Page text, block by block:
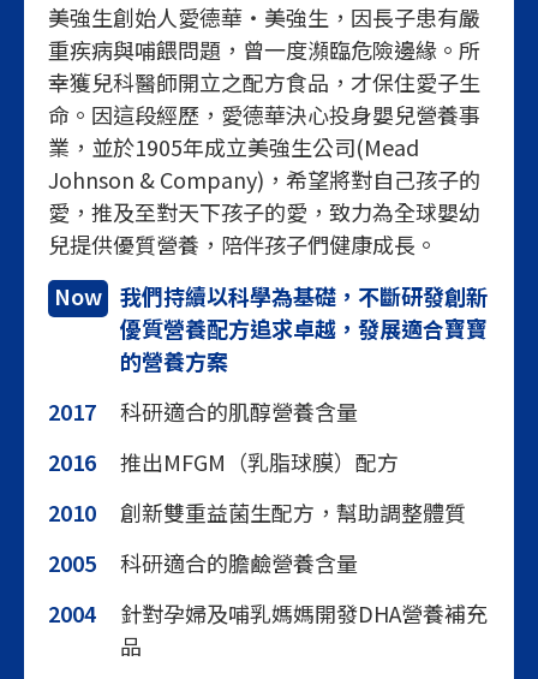
美強生創始人愛德華‧美強生，因長子患有嚴
重疾病與哺餵問題，曾一度瀕臨危險邊緣。所
幸獲兒科醫師開立之配方食品，才保住愛子生
命。因這段經歷，愛德華決心投身嬰兒營養事
業，並於1905年成立美強生公司(Mead
Johnson & Company)，希望將對自己孩子的
愛，推及至對天下孩子的愛，致力為全球嬰幼
兒提供優質營養，陪伴孩子們健康成長。
Now 我們持續以科學為基礎，不斷研發創新
優質營養配方追求卓越，發展適合寶寶
的營養方案
2017
科研適合的肌醇營養含量
2016
推出MFGM（乳脂球膜）配方
2010
創新雙重益菌生配方，幫助調整體質
2005
科研適合的膽鹼營養含量
2004
針對孕婦及哺乳媽媽開發DHA營養補充
品